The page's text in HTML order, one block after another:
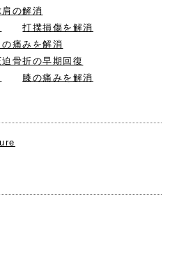
肩の解消
打撲損傷を解消
痛みを解消
迫骨折の早期回復
膝の痛みを解消